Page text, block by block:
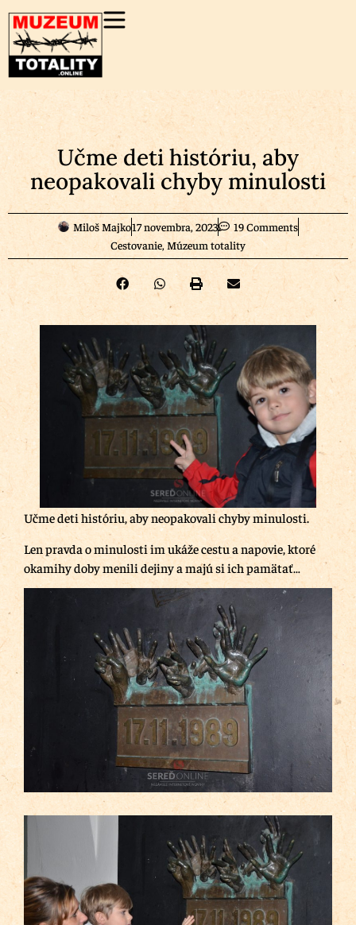
Učme deti históriu, aby
neopakovali chyby minulosti
Miloš Majko17 novembra, 2023
19 Comments
Cestovanie, Múzeum totality
Učme deti históriu, aby neopakovali chyby minulosti.
Len pravda o minulosti im ukáže cestu a napovie, ktoré
okamihy doby menili dejiny a majú si ich pamätať…